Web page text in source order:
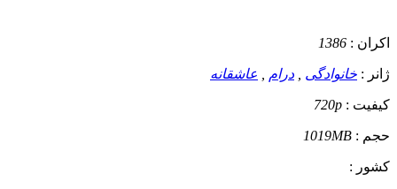
اکران : 1386
ژانر : خانوادگی درام عاشقانه
کیفیت : 720p
حجم : 1019MB
کشور :